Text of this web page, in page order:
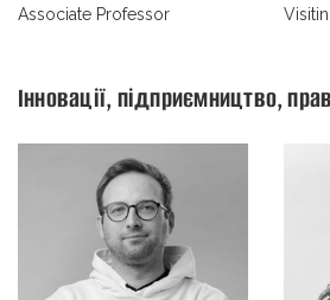
Associate Professor
Інновації, підприємництво,